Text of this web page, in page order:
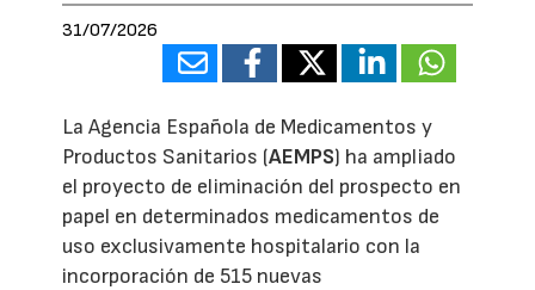
31/07/2026
La Agencia Española de Medicamentos y
Productos Sanitarios (AEMPS) ha ampliado
el proyecto de eliminación del prospecto en
papel en determinados medicamentos de
uso exclusivamente hospitalario con la
incorporación de 515 nuevas